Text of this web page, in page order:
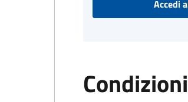
Accedi